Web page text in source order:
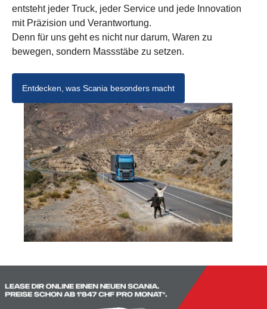
entsteht jeder Truck, jeder Service und jede Innovation
mit Präzision und Verantwortung.
Denn für uns geht es nicht nur darum, Waren zu
bewegen, sondern Massstäbe zu setzen.
Entdecken, was Scania besonders macht